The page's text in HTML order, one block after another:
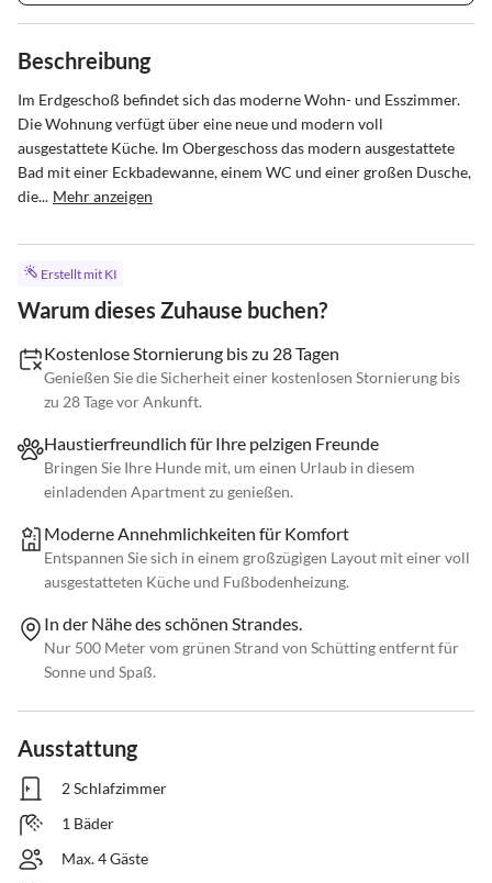
Beschreibung
Im Erdgeschoß befindet sich das moderne Wohn- und Esszimmer.
Die Wohnung verfügt über eine neue und modern voll
ausgestattete Küche. Im Obergeschoss das modern ausgestattete
Bad mit einer Eckbadewanne, einem WC und einer großen Dusche,
die... Mehr anzeigen
Erstellt mit KI
Warum dieses Zuhause buchen?
Kostenlose Stornierung bis zu 28 Tagen
Genießen Sie die Sicherheit einer kostenlosen Stornierung bis
zu 28 Tage vor Ankunft.
Haustierfreundlich für Ihre pelzigen Freunde
Bringen Sie Ihre Hunde mit, um einen Urlaub in diesem
einladenden Apartment zu genießen.
Moderne Annehmlichkeiten für Komfort
Entspannen Sie sich in einem großzügigen Layout mit einer voll
ausgestatteten Küche und Fußbodenheizung.
In der Nähe des schönen Strandes.
Nur 500 Meter vom grünen Strand von Schütting entfernt für
Sonne und Spaß.
Ausstattung
2 Schlafzimmer
1 Bäder
Max. 4 Gäste